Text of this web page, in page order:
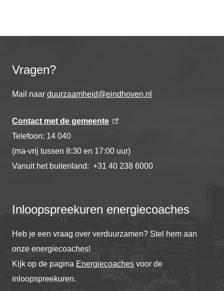
Vragen?
Mail naar duurzaamheid@eindhoven.nl
Contact met de gemeente
Telefoon: 14 040
(ma-vrij tussen 8:30 en 17:00 uur)
Vanuit het buitenland: +31 40 238 6000
Inloopspreekuren energiecoaches
Heb je een vraag over verduurzamen? Stel hem aan
onze energiecoaches!
Kijk op de pagina Energiecoaches voor de
inloopspreekuren.